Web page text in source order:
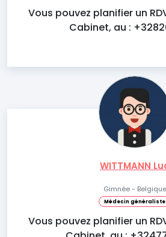
Vous pouvez planifier un
Cabinet, au :
WITTMANN
Gimnée - Belgique
Médecin généraliste
Vous pouvez planifier un